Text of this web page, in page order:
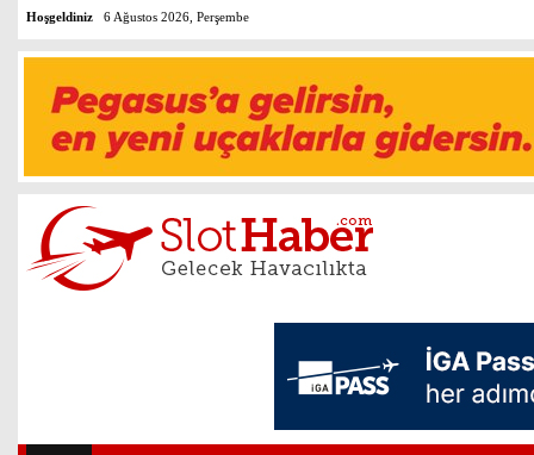
Hoşgeldiniz 6 Ağustos 2026, Perşembe